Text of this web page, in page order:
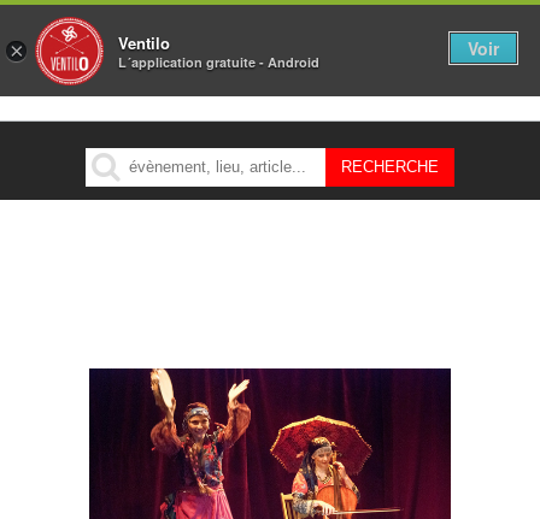
MENU
× Ventilo
L´application gratuite - Android
Voir